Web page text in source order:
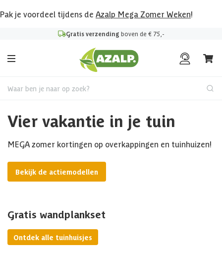
Pak je voordeel tijdens de Azalp Mega Zomer Weken!
Gratis verzending boven de € 75,-
Waar ben je naar op zoek?
Vier vakantie in je tuin
MEGA zomer kortingen op overkappingen en tuinhuizen!
Bekijk de actiemodellen
Gratis wandplankset
Ontdek alle tuinhuisjes